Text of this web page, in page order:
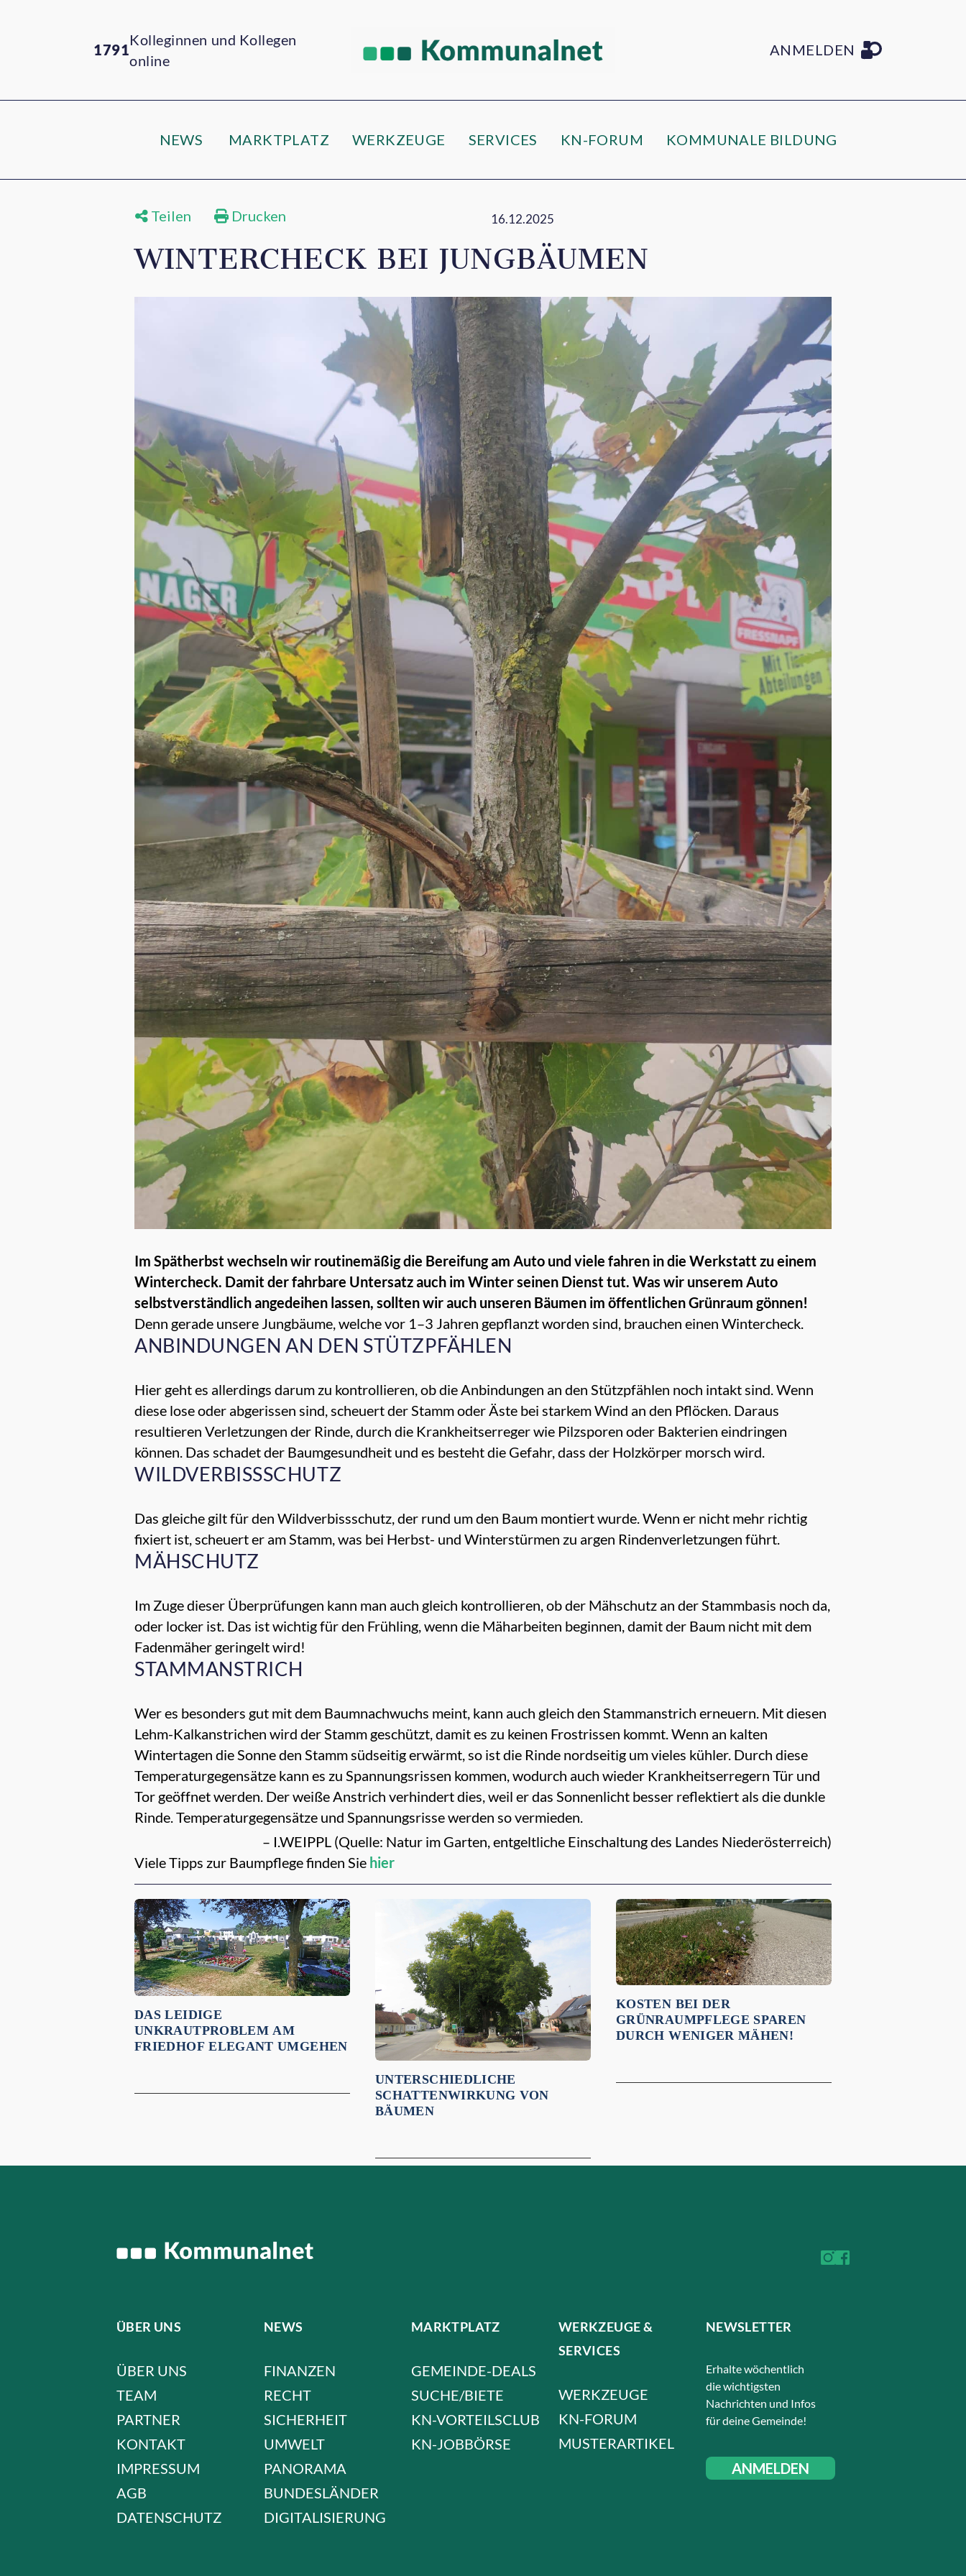
1791
Kolleginnen und Kollegen
online
ANMELDEN
NEWS MARKTPLATZ WERKZEUGE SERVICES KN-FORUM KOMMUNALE BILDUNG
Teilen Drucken 16.12.2025
WINTERCHECK BEI JUNGBÄUMEN
Im Spätherbst wechseln wir routinemäßig die Bereifung am Auto und viele fahren in die Werkstatt zu einem
Wintercheck. Damit der fahrbare Untersatz auch im Winter seinen Dienst tut. Was wir unserem Auto
selbstverständlich angedeihen lassen, sollten wir auch unseren Bäumen im öffentlichen Grünraum gönnen!
Denn gerade unsere Jungbäume, welche vor 1–3 Jahren gepflanzt worden sind, brauchen einen Wintercheck.
ANBINDUNGEN AN DEN STÜTZPFÄHLEN
Hier geht es allerdings darum zu kontrollieren, ob die Anbindungen an den Stützpfählen noch intakt sind. Wenn
diese lose oder abgerissen sind, scheuert der Stamm oder Äste bei starkem Wind an den Pflöcken. Daraus
resultieren Verletzungen der Rinde, durch die Krankheitserreger wie Pilzsporen oder Bakterien eindringen
können. Das schadet der Baumgesundheit und es besteht die Gefahr, dass der Holzkörper morsch wird.
WILDVERBISSSCHUTZ
Das gleiche gilt für den Wildverbissschutz, der rund um den Baum montiert wurde. Wenn er nicht mehr richtig
fixiert ist, scheuert er am Stamm, was bei Herbst- und Winterstürmen zu argen Rindenverletzungen führt.
MÄHSCHUTZ
Im Zuge dieser Überprüfungen kann man auch gleich kontrollieren, ob der Mähschutz an der Stammbasis noch da,
oder locker ist. Das ist wichtig für den Frühling, wenn die Mäharbeiten beginnen, damit der Baum nicht mit dem
Fadenmäher geringelt wird!
STAMMANSTRICH
Wer es besonders gut mit dem Baumnachwuchs meint, kann auch gleich den Stammanstrich erneuern. Mit diesen
Lehm-Kalkanstrichen wird der Stamm geschützt, damit es zu keinen Frostrissen kommt. Wenn an kalten
Wintertagen die Sonne den Stamm südseitig erwärmt, so ist die Rinde nordseitig um vieles kühler. Durch diese
Temperaturgegensätze kann es zu Spannungsrissen kommen, wodurch auch wieder Krankheitserregern Tür und
Tor geöffnet werden. Der weiße Anstrich verhindert dies, weil er das Sonnenlicht besser reflektiert als die dunkle
Rinde. Temperaturgegensätze und Spannungsrisse werden so vermieden.
– I.WEIPPL (Quelle: Natur im Garten, entgeltliche Einschaltung des Landes Niederösterreich)
Viele Tipps zur Baumpflege finden Sie hier
Empfehlungen für dich:
DAS LEIDIGE
UNKRAUTPROBLEM AM
FRIEDHOF ELEGANT UMGEHEN
UNTERSCHIEDLICHE
SCHATTENWIRKUNG VON
BÄUMEN
KOSTEN BEI DER
GRÜNRAUMPFLEGE SPAREN
DURCH WENIGER MÄHEN!
ÜBER UNS
ÜBER UNS
TEAM
PARTNER
KONTAKT
IMPRESSUM
AGB
DATENSCHUTZ
NEWS
FINANZEN
RECHT
SICHERHEIT
UMWELT
PANORAMA
BUNDESLÄNDER
DIGITALISIERUNG
MARKTPLATZ
GEMEINDE-DEALS
SUCHE/BIETE
KN-VORTEILSCLUB
KN-JOBBÖRSE
WERKZEUGE &
SERVICES
WERKZEUGE
KN-FORUM
MUSTERARTIKEL
NEWSLETTER
Erhalte wöchentlich
die wichtigsten
Nachrichten und Infos
für deine Gemeinde!
ANMELDEN